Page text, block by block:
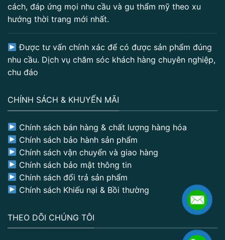
cách, đáp ứng mọi nhu cầu và gu thẩm mỹ theo xu
hướng thời trang mới nhất.
Được tư vấn chính xác để có được sản phẩm đúng
nhu cầu. Dịch vụ chăm sóc khách hàng chuyên nghiệp,
chu đáo
CHÍNH SÁCH & KHUYẾN MÃI
Chính sách bán hàng & chất lượng hàng hóa
Chính sách bảo hành sản phẩm
Chính sách vận chuyển và giao hàng
Chính sách bảo mật thông tin
Chính sách đổi trả sản phẩm
Chính sách Khiếu nại & Bồi thường
THEO DÕI CHÚNG TÔI